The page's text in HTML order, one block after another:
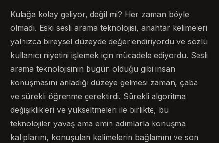
Kulağa kolay geliyor, değil mi? Her zaman böyle
olmadı. Eski sesli arama teknolojisi, anahtar kelimeleri
yalnızca bireysel düzeyde değerlendiriyordu ve sözlü
kullanıcı niyetini işlemek için mücadele ediyordu. Sesli
arama teknolojisinin bugün olduğu gibi insan
konuşmasını anladığı düzeye gelmesi zaman, çaba
ve sürekli öğrenme gerektirdi. Sürekli algoritma
değişiklikleri ve yükseltmeleri ile birlikte, bu
teknolojiler yavaş ama emin adımlarla konuşma
kalıplarını, konuşulan kelimelerin bağlamını ve son